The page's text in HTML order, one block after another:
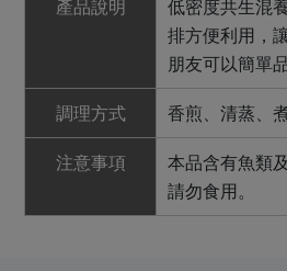
產品說明
低密度共生混
排方便利用，
朋友可以簡單
調理方式 香煎、清蒸、
注意事項
本品含有魚類
請勿食用。